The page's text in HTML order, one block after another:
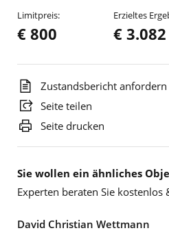
Limitpreis:
€ 800
Erzieltes
€ 3.082
Zustandsbericht anfordern
Seite teilen
Seite drucken
Sie wollen ein ähnliches
Experten beraten Sie kostenlos
David Christian Wettmann